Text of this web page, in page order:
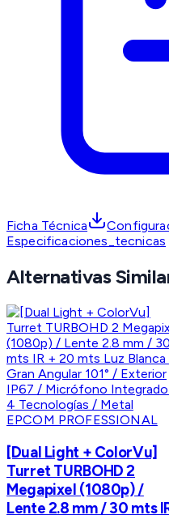
Ficha Técnica
Especificaciones_tecnicas
Alternativas
EPCOM PROFESSIONAL
[Dual Light + ColorVu]
Turret TURBOHD 2
Megapixel (1080p) /
Lente 2.8 mm / 30 mts